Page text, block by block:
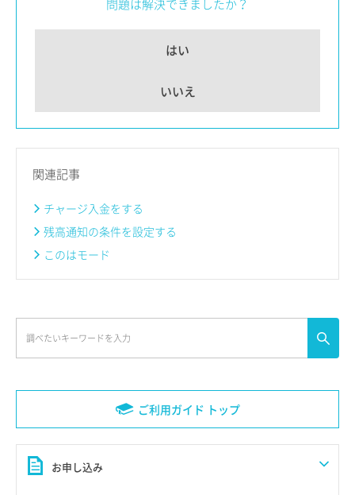
ご利用ガイド トップ
お申し込み
問題は解決できましたか？
はい
いいえ
関連記事
チャージ入金をする
残高通知の条件を設定する
このはモード